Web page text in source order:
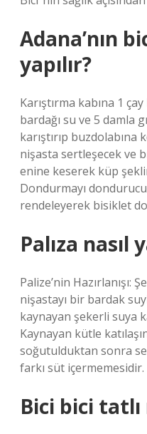
Adana’nın
yapılır?
Karıştırma kabına 1
bardağı su ve 5 damla
karıştırıp
nişasta sertleşecek ve
enine keserek küp
Dondurmayı
rendeleyerek bisiklet
Palıza nasıl
Palize’nin Hazırlanışı:
nişastayı bir bardak
kaynayan şekerli suya
Kaynayan kütle
soğutulduktan sonra
farkı süt içermemesidir.
Bici bici tatlı